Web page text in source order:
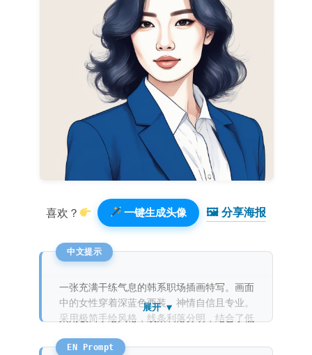
喜欢？ 一键生成头像 🖼 分享海报️
一张充满干练气息的韩系职场插画特写。画面
中的女性穿着深蓝色西装，神情自信且专业。
采用极简手绘风格，线条利落分明，结合了低
纯色的背景突显了其时尚且稳重的气质。
展开 ▼